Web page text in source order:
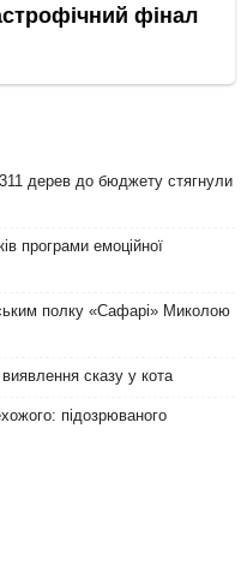
дерев до бюджету стягнули
програми емоційної
полку «Сафарі» Миколою
сказу у кота
підозрюваного